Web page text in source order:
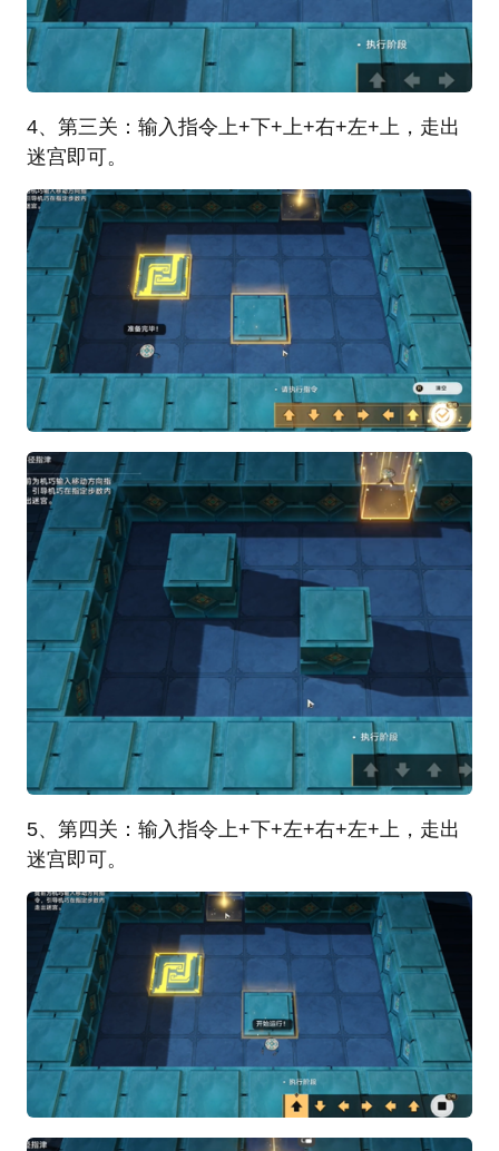
4、第三关：输入指令上+下+上+右+左+上，走出
迷宫即可。
5、第四关：输入指令上+下+左+右+左+上，走出
迷宫即可。